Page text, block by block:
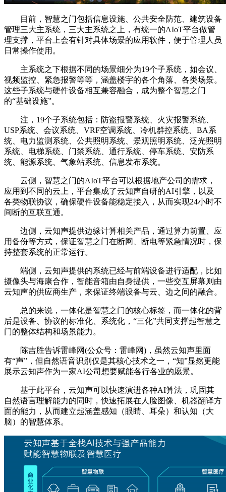
目前，智慧之门包括信息设施、公共安全防范、建筑设备
管理三大主系统，三大主系统之上，有统一的AIoT平台做管
理支撑，平台上会有针对具体场景的应用软件，便于管理人员
日常操作使用。
主系统之下根据不同的场景细分为19个子系统，如会议、
视频监控、紧急报警等等，涵盖楼宇的各个角落、各类场景。
这些子系统与硬件设备相互兼容融合，成为整个智慧之门
的“基础设施”。
注，19个子系统包括：防盗报警系统、火灾报警系统、
USP系统、会议系统、VRF空调系统、冷机群控系统、BA系
统、电力监测系统、公共照明系统、景观照明系统、泛光照明
系统、电梯系统、门禁系统、通行系统、停车系统、安防系
统、能源系统、气象站系统、信息发布系统。
云侧，智慧之门的AIoT平台可以根据地产公司的需求，
应用到不同的云上，平台集成了云知声自研的AI引擎，以及
各类物联协议，确保硬件设备能稳定接入，从而实现24小时不
间断的互联互通。
边侧，云知声提供边缘计算相关产品，通过算力前置、应
用备份等方式，保证智慧之门在断网、断电等紧急情况时，保
持整套系统的正常运行。
端侧，云知声提供的系统已经与前端设备进行适配，比如
摄像头与海康合作，智能音箱由自身提供，一些交互屏幕则由
云知声的供应商生产，来保证终端设备与云、边之间的融合。
总的来说，一体化是智慧之门的核心标签，而一体化的背
后是设备、协议的标准化、系统化，“三化”共同支撑起智慧之
门的整体结构和场景能力。
陈吉胜告诉雷峰网(公众号：雷峰网)，虽然云知声里面
有“声”，但自然语音识别仅是其核心技术之一，“知”显然更能
展示云知声作为一家AI公司想要赋能各行各业的愿景。
基于此平台，云知声可以快速演进各种AI算法，巩固其
自然语言理解能力的同时，快速拓展在人脸图像、机器翻译方
面的能力，从而建立起涵盖感知（眼睛、耳朵）和认知（大
脑）的智慧体系。